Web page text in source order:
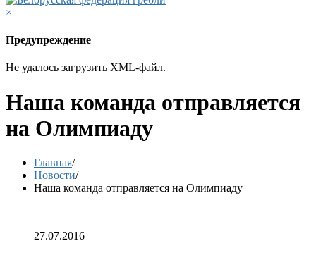
×
Предупреждение
Не удалось загрузить XML-файл.
Наша команда отправляется
на Олимпиаду
Главная/
Новости/
Наша команда отправляется на Олимпиаду
27.07.2016